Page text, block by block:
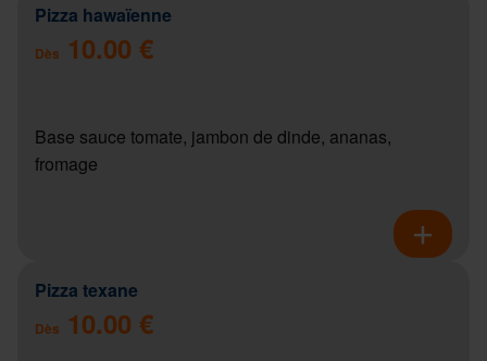
Pizza hawaïenne
Dès 10.00 €
Base sauce tomate, jambon de dinde, ananas,
fromage
Pizza texane
Dès 10.00 €